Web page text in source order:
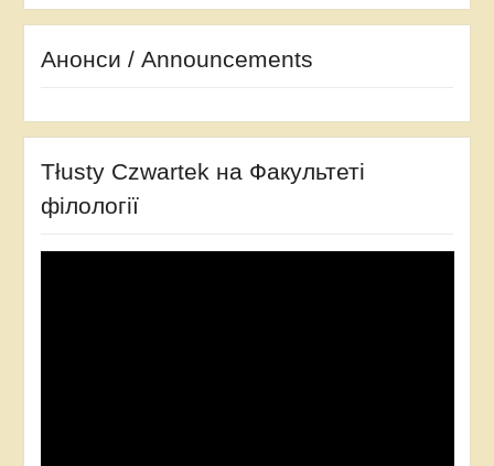
Анонси / Announcements
Tłusty Czwartek на Факультеті
філології